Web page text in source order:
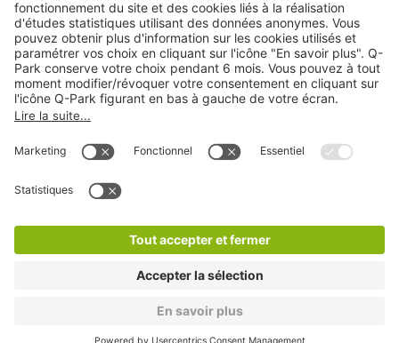
Cookies
Copyright
CGV
Déclaration de confidentialité
stationnement sur place